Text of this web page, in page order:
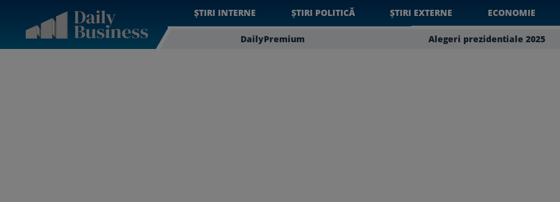
ȘTIRI INTERNE ȘTIRI POLITICĂ ȘTIRI EXTERNE ECONOMIE
DailyPremium Alegeri prezidentiale 2025